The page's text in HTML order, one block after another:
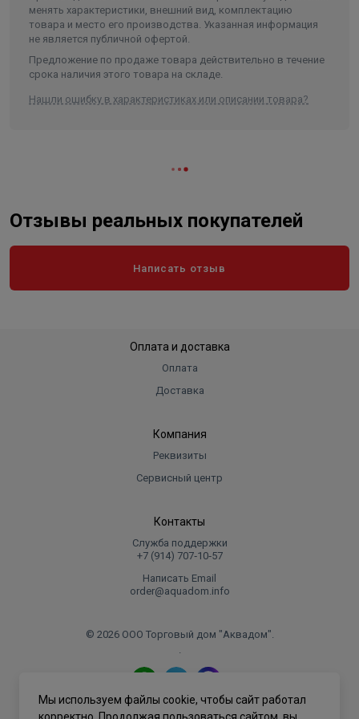
менять характеристики, внешний вид, комплектацию
товара и место его производства. Указанная информация
не является публичной офертой.
Предложение по продаже товара действительно в течение
срока наличия этого товара на складе.
Нашли ошибку в характеристиках или описании товара?
Отзывы реальных покупателей
Написать отзыв
Оплата и доставка
Оплата
Доставка
Компания
Реквизиты
Сервисный центр
Контакты
Служба поддержки
+7 (914) 707‑10‑57
Написать Email
order@aquadom.info
© 2026 ООО Торговый дом "Аквадом".
.
Политика конфиденциальности
Мы используем файлы cookie, чтобы сайт работал